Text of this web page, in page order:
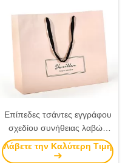
Επίπεδες τσάντες εγγράφου
σχεδίου συνήθειας λαβών
βαμβακιού, τυπωμένο ρόδινο
χρώμα τσαντών αγορών
Λάβετε την Καλύτερη Τιμή